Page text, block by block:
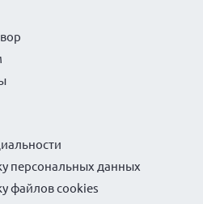
персональных данных
файлов cookies